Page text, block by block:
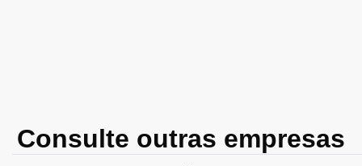
Consulte outras empresas